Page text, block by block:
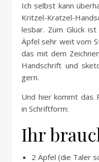
Ich selbst kann
Kritzel-Kratzel-
lesbar. Zum Glück
Äpfel sehr weit vom
das mit dem
Handschrift und
gern.
Und hier kommt das
in Schriftform:
Ihr
2 Äpfel (die Taler